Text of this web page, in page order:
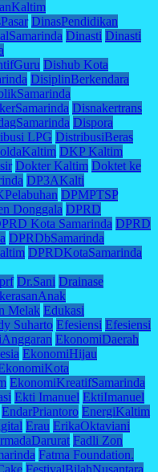
DinasPendidikan
Dinasti Dinasti
Dishub Kota
DisiplinBerkendara
Disnakertrans
Dispora
LPG DistribusiBeras
DKP Kaltim
Dokter Kaltim Doktet ke
DP3AKalti
DPMPTSP
Donggala DPRD
Kota Samarinda DPRD
DPRDbSamarinda
DPRDKotaSamarinda
Dr.Sani Drainase
Melak Edukasi
Suharto Efesiensi Efesiensi
EkonomiDaerah
EkonomiHijau
EkonomiKreatifSamarinda
Ekti Imanuel EktiImanuel
EndarPriantoro EnergiKaltim
Erau ErikaOktaviani
Fadli Zon
Fatma Foundation.
FestivalBilahNusantara